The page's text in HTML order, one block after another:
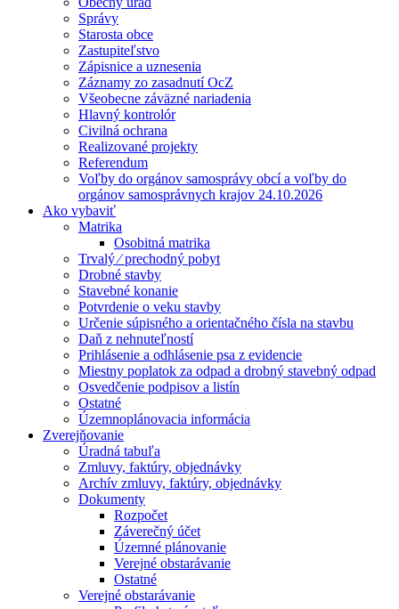
Správy
Starosta obce
Zastupiteľstvo
Zápisnice a uznesenia
Záznamy zo zasadnutí OcZ
Všeobecne záväzné nariadenia
Hlavný kontrolór
Civilná ochrana
Realizované projekty
Referendum
Voľby do orgánov samosprávy obcí a voľby do
orgánov samosprávnych krajov 24.10.2026
Ako vybaviť
Matrika
Osobitná matrika
Trvalý ⁄ prechodný pobyt
Drobné stavby
Stavebné konanie
Potvrdenie o veku stavby
Určenie súpisného a orientačného čísla na stavbu
Daň z nehnuteľností
Prihlásenie a odhlásenie psa z evidencie
Miestny poplatok za odpad a drobný stavebný odpad
Osvedčenie podpisov a listín
Ostatné
Územnoplánovacia informácia
Zverejňovanie
Úradná tabuľa
Zmluvy, faktúry, objednávky
Archív zmluvy, faktúry, objednávky
Dokumenty
Rozpočet
Záverečný účet
Územné plánovanie
Verejné obstarávanie
Ostatné
Verejné obstarávanie